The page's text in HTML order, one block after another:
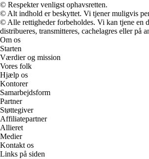
© Respekter venligst ophavsretten.
© Alt indhold er beskyttet. Vi tjener muligvis
© Alle rettigheder forbeholdes. Vi kan tjene en
distribueres, transmitteres, cachelagres eller på
Om os
Starten
Værdier og mission
Vores folk
Hjælp os
Kontorer
Samarbejdsform
Partner
Støttegiver
Affiliatepartner
Allieret
Medier
Kontakt os
Links på siden